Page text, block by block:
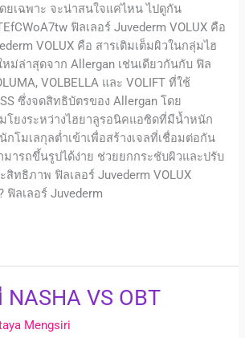
ยเฉพาะ จะน่าสนใจแค่ไหน ไปดูกัน
ฟิลเลอร์ Juvederm VOLUX คือ
VOLUX คือ สารเติมเต็มผิวในกลุ่มไฮ
ม่ล่าสุดจาก Allergan เช่นเดียวกันกับ ฟิล
VOLBELLA และ VOLIFT ที่ใช้
ซึ่งจดสิทธิบัตรของ Allergan โดย
โยงระหว่างไฮยาลูรอนิคแอซิดที่มีน้ำหนัก
กโมเลกุลต่ำเข้าเพื่อสร้างเจลที่เชื่อมต่อกัน
มารถขึ้นรูปได้ง่าย ช่วยยกกระชับผิวและปรับ
สิทธิภาพ ฟิลเลอร์ Juvederm VOLUX
ฟิลเลอร์ Juvederm
VS OBT
Mengsiri